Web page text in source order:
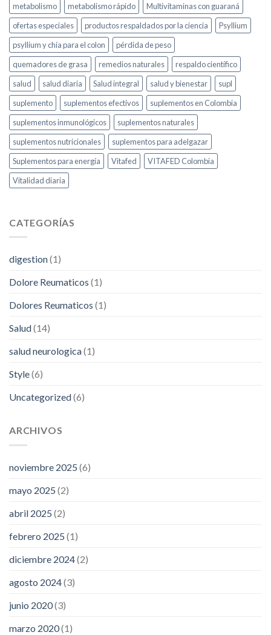
metabolismo
metabolismo rápido
Multivitaminas con guaraná
ofertas especiales
productos respaldados por la ciencia
Psyllium
psyllium y chía para el colon
pérdida de peso
quemadores de grasa
remedios naturales
respaldo científico
salud
salud diaria Salud integral salud y bienestar
supl
suplemento
suplementos efectivos
suplementos en Colombia
suplementos inmunológicos
suplementos naturales
suplementos nutricionales
suplementos para adelgazar
Suplementos para energía
Vitafed
VITAFED Colombia
Vitalidad diaria
CATEGORÍAS
digestion(1)
Dolore Reumaticos (1)
Dolores Reumaticos (1)
Salud(14)
salud neurologica(1)
Style(6)
Uncategorized(6)
ARCHIVOS
noviembre 2025 (6)
mayo 2025 (2)
abril 2025 (2)
febrero 2025 (1)
diciembre 2024(2)
agosto 2024(3)
junio 2020(3)
marzo 2020(1)